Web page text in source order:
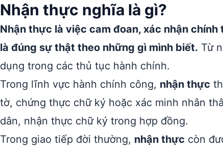
Nhận thực nghĩa là gì?
Nhận thực là việc cam đoan, xác nhận
là đúng sự thật theo những gì mình biết. Từ
dụng trong các thủ tục hành chính.
Trong lĩnh vực hành chính công, nhận thực
tờ, chứng thực chữ ký hoặc xác minh nhân
dân, nhận thực chữ ký trong hợp đồng.
Trong giao tiếp đời thường, nhận thực còn